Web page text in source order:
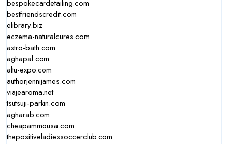
bespokecardetailing.com
bestfriendscredit.com
elibrary.biz
eczema-naturalcures.com
astro-bath.com
aghapal.com
altu-expo.com
authorjennijames.com
viajearoma.net
tsutsuji-parkin.com
agharab.com
cheapammousa.com
thepositiveladiessoccerclub.com